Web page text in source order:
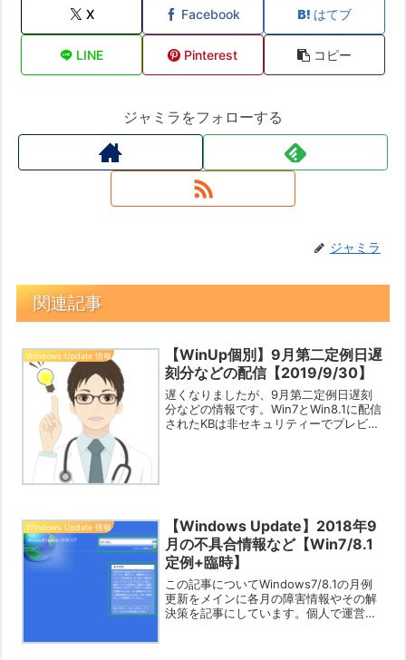
X Facebook はてブ
LINE Pinterest コピー
ジャミラをフォローする
ジャミラ
関連記事
Windows Update 情報
【WinUp個別】9月第二定例日遅
刻分などの配信【2019/9/30】
遅くなりましたが、9月第二定例日遅刻
分などの情報です。Win7とWin8.1に配信
されたKBは非セキュリティーでプレビュ
Windows Update 情報
【Windows Update】2018年9
月の不具合情報など【Win7/8.1
定例+臨時】
この記事についてWindows7/8.1の月例
更新をメインに各月の障害情報やその解
決策を記事にしています。個人で運営し